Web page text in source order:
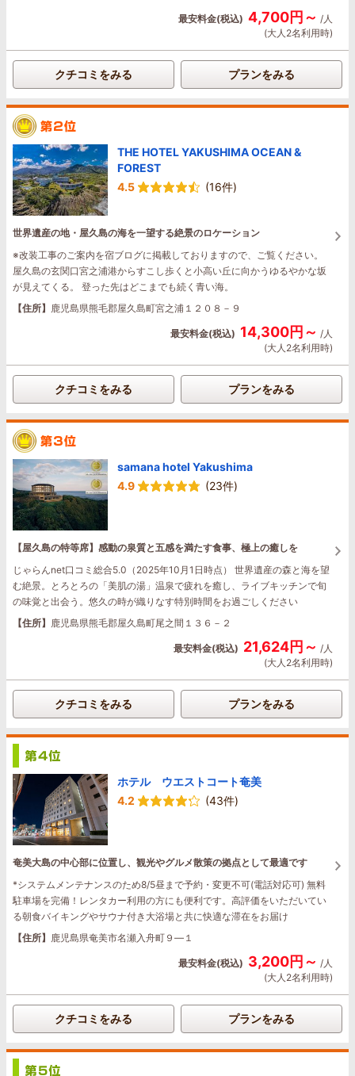
最安料金(税込) 4,700円～ /人
(大人2名利用時)
クチコミをみる プランをみる
THE HOTEL YAKUSHIMA OCEAN &
FOREST
4.5
(16件)
世界遺産の地・屋久島の海を一望する絶景のロケーション
※改装工事のご案内を宿ブログに掲載しておりますので、ご覧ください。
屋久島の玄関口宮之浦港からすこし歩くと小高い丘に向かうゆるやかな坂
が見えてくる。 登った先はどこまでも続く青い海。
【住所】 鹿児島県熊毛郡屋久島町宮之浦１２０８－９
最安料金(税込) 14,300円～ /人
(大人2名利用時)
クチコミをみる プランをみる
samana hotel Yakushima
4.9
(23件)
【屋久島の特等席】感動の泉質と五感を満たす食事、極上の癒しを
じゃらんnet口コミ総合5.0（2025年10月1日時点） 世界遺産の森と海を望
む絶景。とろとろの「美肌の湯」温泉で疲れを癒し、ライブキッチンで旬
の味覚と出会う。悠久の時が織りなす特別時間をお過ごしください
【住所】 鹿児島県熊毛郡屋久島町尾之間１３６－２
最安料金(税込) 21,624円～ /人
(大人2名利用時)
クチコミをみる プランをみる
ホテル ウエストコート奄美
4.2
(43件)
奄美大島の中心部に位置し、観光やグルメ散策の拠点として最適です
*システムメンテナンスのため8/5昼まで予約・変更不可(電話対応可) 無料
駐車場を完備！レンタカー利用の方にも便利です。高評価をいただいてい
る朝食バイキングやサウナ付き大浴場と共に快適な滞在をお届け
【住所】 鹿児島県奄美市名瀬入舟町９―１
最安料金(税込) 3,200円～ /人
(大人2名利用時)
クチコミをみる プランをみる